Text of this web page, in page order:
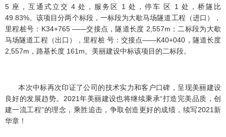
5 座，互通式立交 4 处，服务区 1 处，停车 区 1 处，桥隧比
49.83%。该项目分两个标段，一标段为大歇马场隧道工程（进口），
里程桩号：K34+765 ——交接点，隧道长度 2,557m；二标段为大歇
马场隧道工程（出口），里程桩 号：交接点——K40+040，隧道长度
2,557m，路基长度 161m。美丽建设中标该项目的二标段。
本次中标再次印证了公司的技术实力和客户口碑，呈现美丽建设
良好的发展趋势。2021年美丽建设也将继续秉承“打造完美品质，创
建一流工程”的理念，乘胜追击，争取创造更好的成绩，续写2021新
华章！